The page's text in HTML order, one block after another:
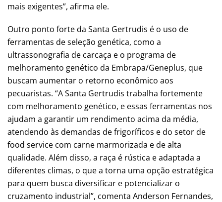
mais exigentes”, afirma ele.
Outro ponto forte da Santa Gertrudis é o uso de
ferramentas de seleção genética, como a
ultrassonografia de carcaça e o programa de
melhoramento genético da Embrapa/Geneplus, que
buscam aumentar o retorno econômico aos
pecuaristas. “A Santa Gertrudis trabalha fortemente
com melhoramento genético, e essas ferramentas nos
ajudam a garantir um rendimento acima da média,
atendendo às demandas de frigoríficos e do setor de
food service com carne marmorizada e de alta
qualidade. Além disso, a raça é rústica e adaptada a
diferentes climas, o que a torna uma opção estratégica
para quem busca diversificar e potencializar o
cruzamento industrial”, comenta Anderson Fernandes,